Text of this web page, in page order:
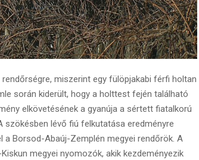
miszerint egy fülöpjakabi férfi holtan
során kiderült, hogy a holttest fején található
elkövetésének a gyanúja a sértett fiatalkorú
lévő fiú felkutatása eredményre
Borsod-Abaúj-Zemplén megyei rendőrök. A
megyei nyomozók, akik kezdeményezik